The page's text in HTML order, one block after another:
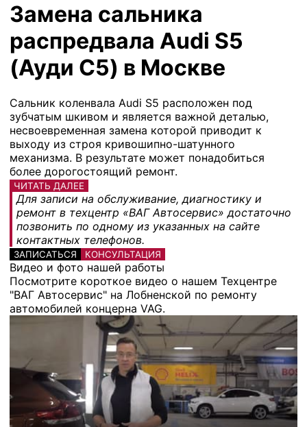
Замена сальника
распредвала Audi S5
(Ауди С5) в Москве
Сальник коленвала Audi S5 расположен под
зубчатым шкивом и является важной деталью,
несвоевременная замена которой приводит к
выходу из строя кривошипно-шатунного
механизма. В результате может понадобиться
более дорогостоящий ремонт.
ЧИТАТЬ ДАЛЕЕ
Для записи на обслуживание, диагностику и
ремонт в техцентр «ВАГ Автосервис» достаточно
позвонить по одному из указанных на сайте
контактных телефонов.
ЗАПИСАТЬСЯ КОНСУЛЬТАЦИЯ
Видео и фото нашей работы
Посмотрите короткое видео о нашем Техцентре
"ВАГ Автосервис" на Лобненской по ремонту
автомобилей концерна VAG.